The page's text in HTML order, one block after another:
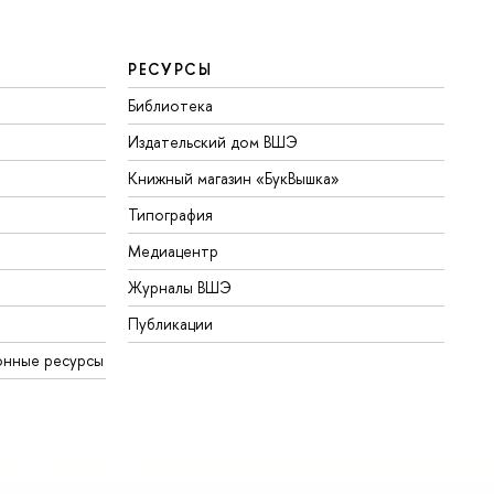
ресурсы
РЕСУРСЫ
Библиотека
Издательский дом ВШЭ
Книжный магазин «БукВышка»
Типография
Медиацентр
Журналы ВШЭ
Публикации